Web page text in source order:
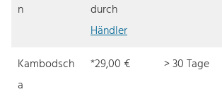
n
durch
Händler
Kambodsch
a
*29,00 € > 30 Tage